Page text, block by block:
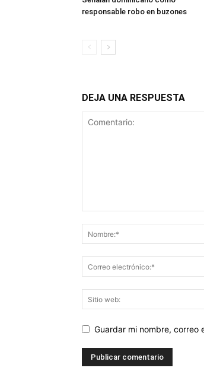
responsable robo en buzones
DEJA UNA RESPUESTA
Guardar mi nombre, correo